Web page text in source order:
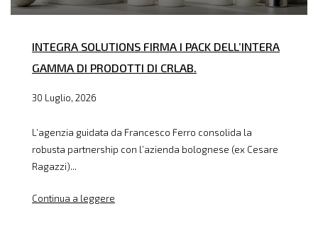
INTEGRA SOLUTIONS FIRMA I PACK DELL’INTERA
GAMMA DI PRODOTTI DI CRLAB.
30 Luglio, 2026
L’agenzia guidata da Francesco Ferro consolida la
robusta partnership con l’azienda bolognese (ex Cesare
Ragazzi)...
Continua a leggere